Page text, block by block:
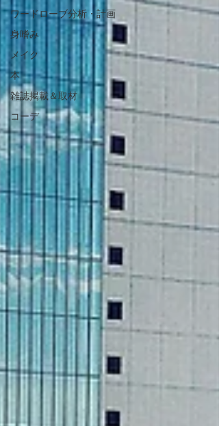
ワードローブ分析・計画
身嗜み
メイク
本
雑誌掲載＆取材
コーデ